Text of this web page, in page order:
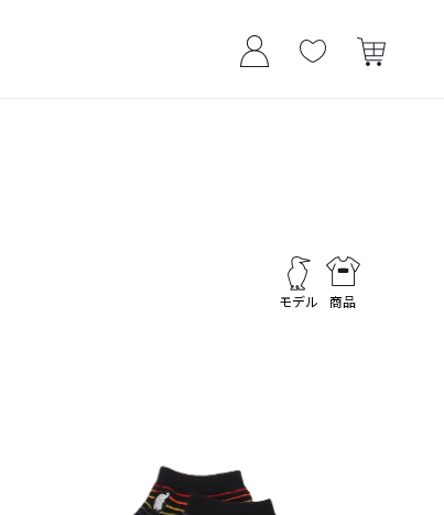
モデル 商品